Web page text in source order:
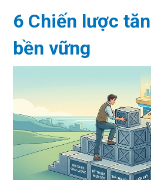
6 Chiến lược
bền vững